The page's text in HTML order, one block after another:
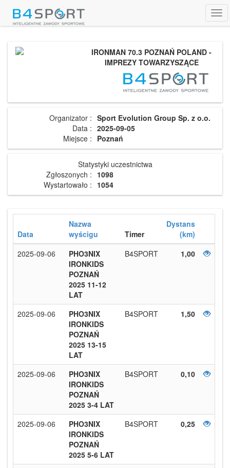
IRONMAN 70.3 POZNAŃ POLAND -
IMPREZY TOWARZYSZĄCE
Organizator : Sport Evolution Group Sp. z o.o.
Data : 2025-09-05
Miejsce : Poznań
Statystyki uczestnictwa
Zgłoszonych : 1098
Wystartowało : 1054
Data
Nazwa
wyścigu
Timer
Dystans
(km)
2025-09-06
PHO3NIX
IRONKIDS
POZNAŃ
2025 11-12
LAT
B4SPORT 1,00
2025-09-06
PHO3NIX
IRONKIDS
POZNAŃ
2025 13-15
LAT
B4SPORT 1,50
2025-09-06
PHO3NIX
IRONKIDS
POZNAŃ
2025 3-4 LAT
B4SPORT 0,10
2025-09-06
PHO3NIX
IRONKIDS
POZNAŃ
2025 5-6 LAT
B4SPORT 0,25